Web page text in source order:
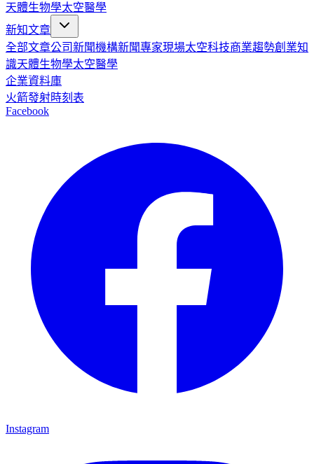
天體生物學太空醫學
新知文章
全部文章公司新聞機構新聞專家現場太空科技商業趨勢創業知
識天體生物學太空醫學
企業資料庫
火箭發射時刻表
Facebook
Instagram